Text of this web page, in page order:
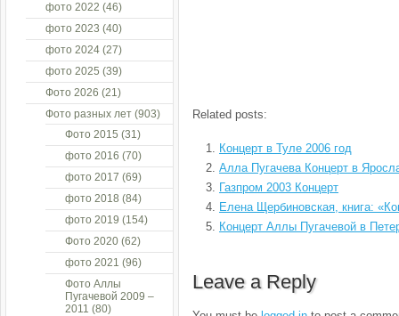
Related posts:
Концерт в Туле 2006 год
Алла Пугачева Концерт в
Газпром 2003 Концерт
Елена Щербиновская, книга:
Концерт Аллы Пугачевой в
Leave a Reply
фото 2022 (46)
фото 2023 (40)
фото 2024 (27)
фото 2025 (39)
Фото 2026 (21)
Фото разных лет (903)
Фото 2015 (31)
фото 2016 (70)
фото 2017 (69)
фото 2018 (84)
фото 2019 (154)
Фото 2020 (62)
фото 2021 (96)
Фото Аллы
Пугачевой 2009 –
2011 (80)